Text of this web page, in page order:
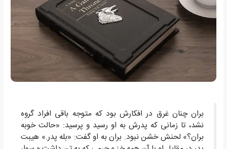
بران چنان غرق در افکارش بود که متوجه باقی افراد گروه
نشد، تا زمانی که پدرش به او رسید و پرسید: «حالت خوبه
بران؟» لحنش خشن نبود. بران به او گفت: «بله پدر.» هیبت